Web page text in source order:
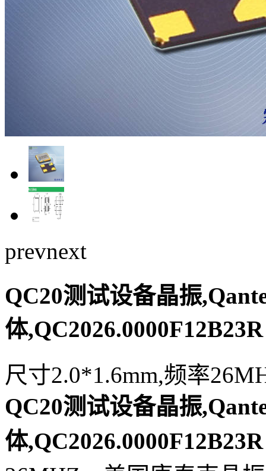
prevnext
QC20测试设备晶振
体,QC2026.0000F12B23R
尺寸2.0*1.6mm,频率
QC20测试设备晶振
体,QC2026.0000F12B23R